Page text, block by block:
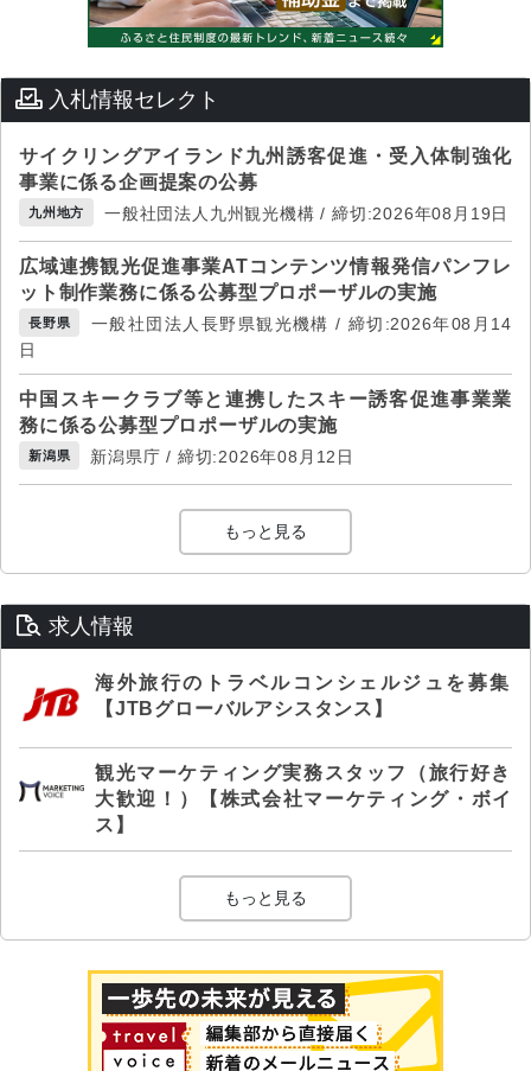
入札情報セレクト
サイクリングアイランド九州誘客促進・受入体制強化
事業に係る企画提案の公募
九州地方 一般社団法人九州観光機構 / 締切:2026年08月19日
広域連携観光促進事業ATコンテンツ情報発信パンフレ
ット制作業務に係る公募型プロポーザルの実施
長野県
一般社団法人長野県観光機構 / 締切:2026年08月14
日
中国スキークラブ等と連携したスキー誘客促進事業業
務に係る公募型プロポーザルの実施
新潟県 新潟県庁 / 締切:2026年08月12日
もっと見る
求人情報
海外旅行のトラベルコンシェルジュを募集
【JTBグローバルアシスタンス】
観光マーケティング実務スタッフ（旅行好き
大歓迎！）【株式会社マーケティング・ボイ
ス】
もっと見る